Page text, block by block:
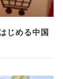
じめる中国